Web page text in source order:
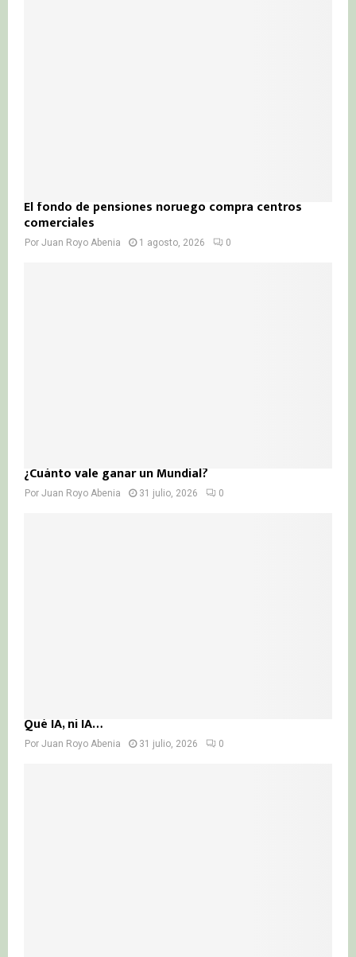
El fondo de pensiones noruego compra centros
comerciales
Por Juan Royo Abenia 1 agosto, 2026 0
¿Cuánto vale ganar un Mundial?
Por Juan Royo Abenia 31 julio, 2026 0
Qué IA, ni IA…
Por Juan Royo Abenia 31 julio, 2026 0